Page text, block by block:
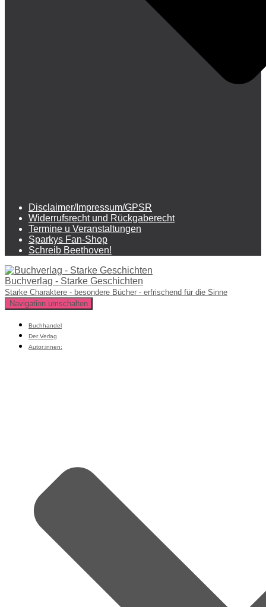
Disclaimer/Impressum/GPSR
Widerrufsrecht und Rückgaberecht
Termine u Veranstaltungen
Sparkys Fan-Shop
Schreib Beethoven!
Buchverlag - Starke Geschichten
Starke Charaktere - besondere Bücher - erfrischend für die Sinne
Navigation umschalten
Buchhandel
Der Verlag
Autor:innen: